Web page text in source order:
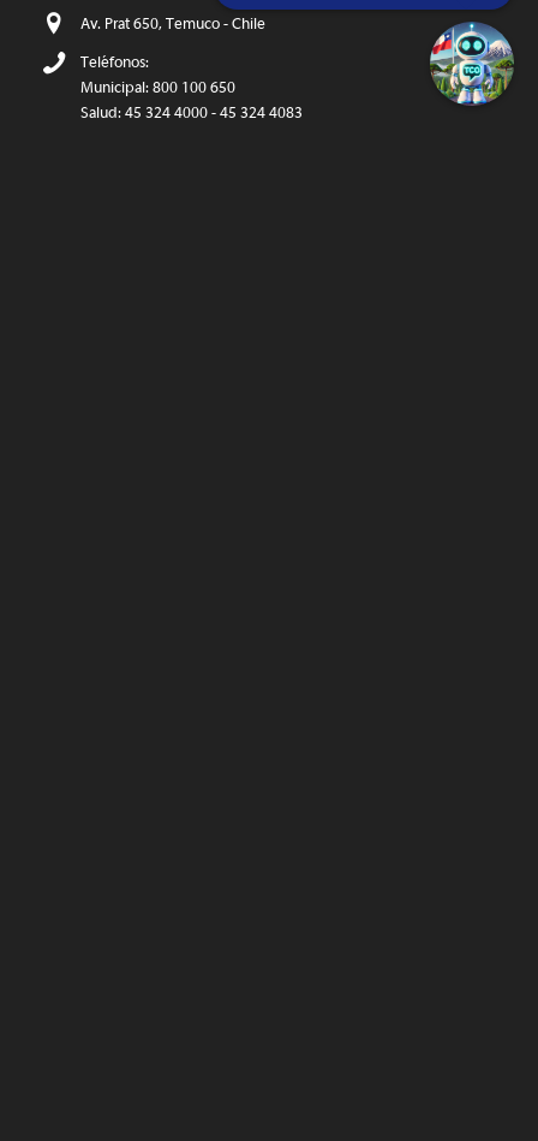
Av. Prat 650, Temuco - Chile
Teléfonos:
Municipal: 800 100 650
Salud: 45 324 4000 - 45 324 4083